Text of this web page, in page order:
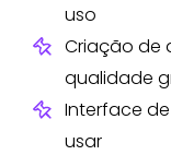
uso
Criação de
qualidade
Interface
usar